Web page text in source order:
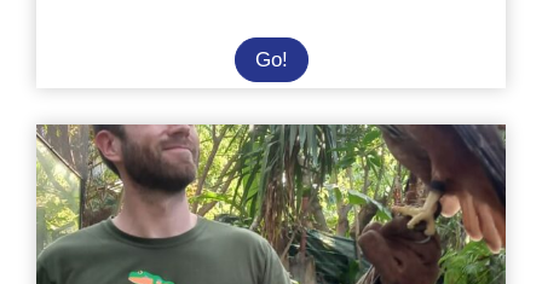
Go!Volontariat
dans
un
sanctuaire
de
faune
sauvage
au